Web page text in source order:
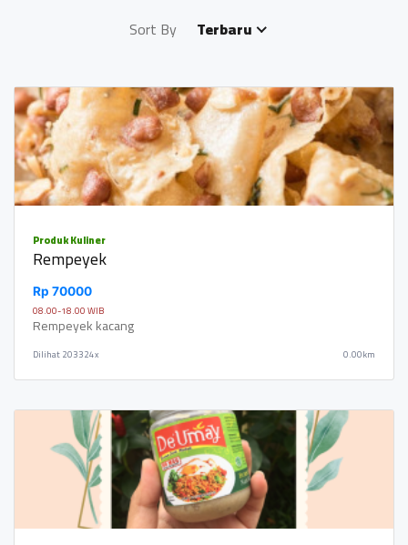
Sort By Terbaru
Produk Kuliner
Rempeyek
Rp 70000
08.00-18.00 WIB
Rempeyek kacang
Dilihat203324x 0.00km